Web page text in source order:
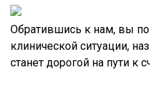
Обратившись к нам, вы
клинической ситуации,
станет дорогой на пути к